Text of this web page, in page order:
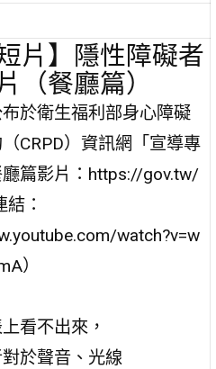
片】隱性障礙者
（餐廳篇）
於衛生福利部身心障礙
CRPD）資訊網「宣導專
篇影片：https://gov.tw/
：
watch?v=w
）
看不出來，
於聲音、光線